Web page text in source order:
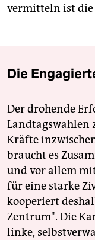
vermitteln ist die
Die
Der drohende
Landtagswahlen
Kräfte
braucht es
und vor allem
für eine starke
kooperiert
Zentrum". Die
linke,